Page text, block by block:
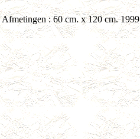
Afmetingen : 60 cm. x 120 cm. 1999